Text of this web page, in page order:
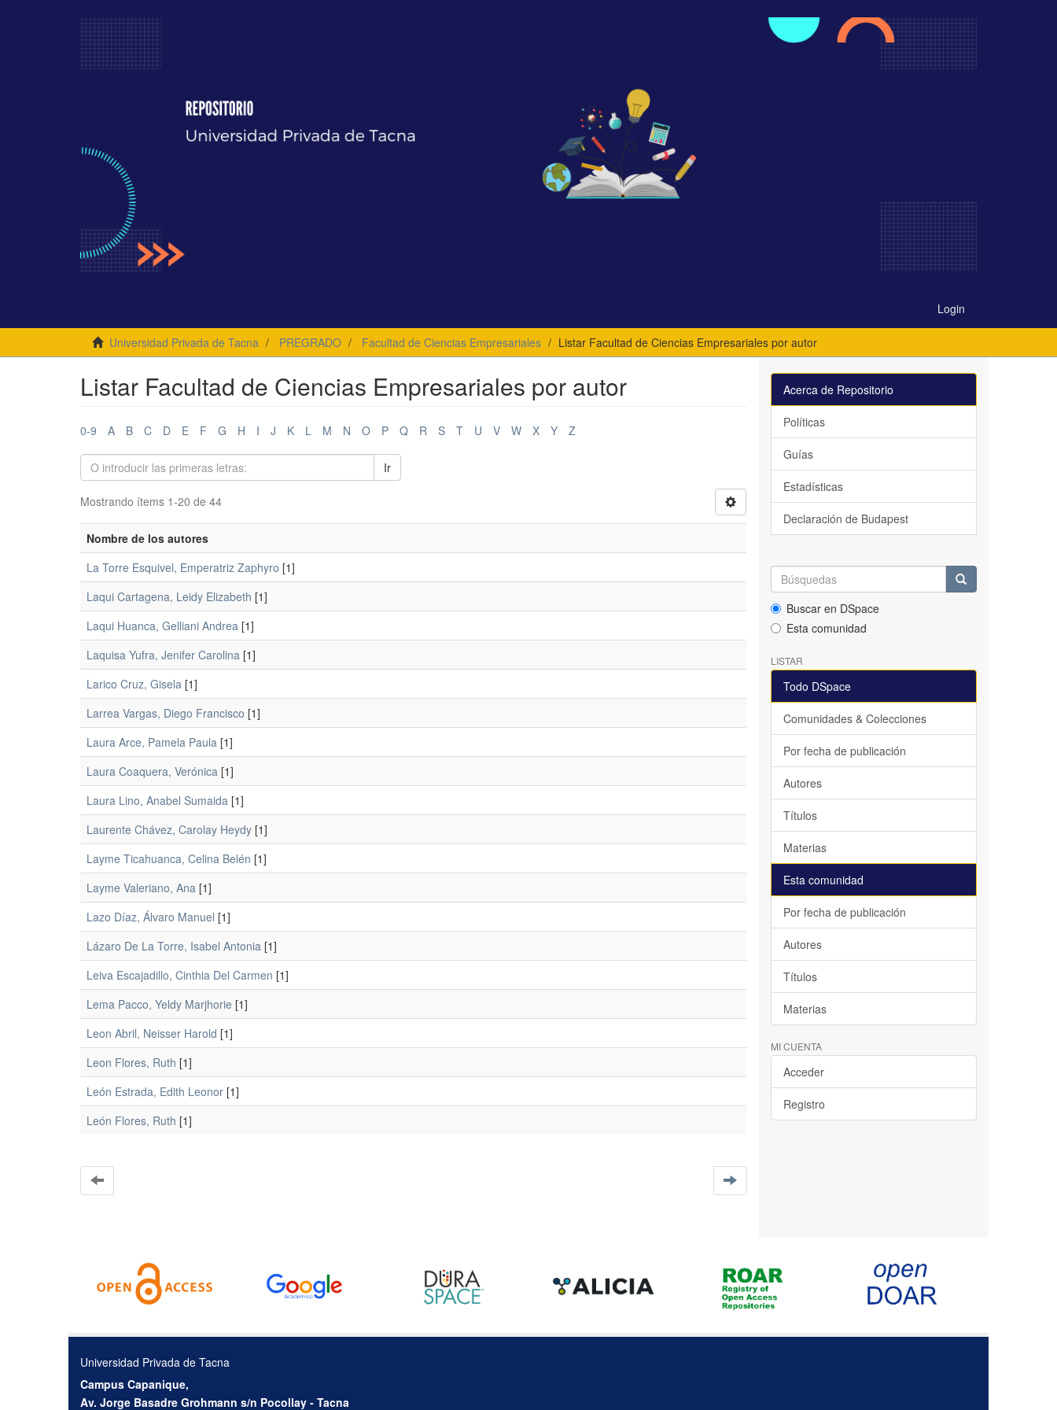
Login
Universidad Privada de Tacna PREGRADO Facultad de Ciencias Empresariales Listar Facultad de Ciencias Empresariales por autor
Listar Facultad de Ciencias Empresariales por autor
0-9 A B C D E F G H I J K L M N O P Q R S T U V W X Y Z
Ir
Mostrando ítems 1-20 de 44
Nombre de los autores
La Torre Esquivel, Emperatriz Zaphyro [1]
Laqui Cartagena, Leidy Elizabeth [1]
Laqui Huanca, Gelliani Andrea [1]
Laquisa Yufra, Jenifer Carolina [1]
Larico Cruz, Gisela [1]
Larrea Vargas, Diego Francisco [1]
Laura Arce, Pamela Paula [1]
Laura Coaquera, Verónica [1]
Laura Lino, Anabel Sumaida [1]
Laurente Chávez, Carolay Heydy [1]
Layme Ticahuanca, Celina Belén [1]
Layme Valeriano, Ana [1]
Lazo Díaz, Álvaro Manuel [1]
Lázaro De La Torre, Isabel Antonia [1]
Leiva Escajadillo, Cinthia Del Carmen [1]
Lema Pacco, Yeldy Marjhorie [1]
Leon Abril, Neisser Harold [1]
Leon Flores, Ruth [1]
León Estrada, Edith Leonor [1]
León Flores, Ruth [1]
Acerca de Repositorio
Políticas
Guías
Estadísticas
Declaración de Budapest
Buscar en DSpace
Esta comunidad
LISTAR
Todo DSpace
Comunidades & Colecciones
Por fecha de publicación
Autores
Títulos
Materias
Esta comunidad
Por fecha de publicación
Autores
Títulos
Materias
MI CUENTA
Acceder
Registro
Universidad Privada de Tacna
Campus Capanique,
Av. Jorge Basadre Grohmann s/n Pocollay - Tacna